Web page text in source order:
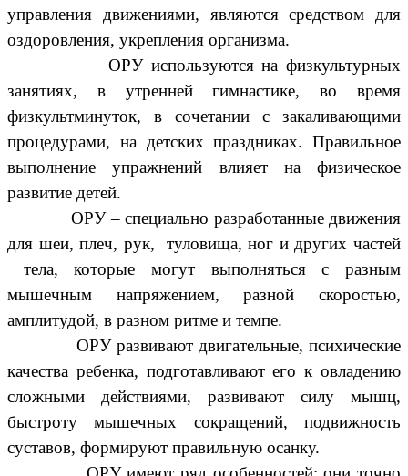
управления движениями, являются средством для
оздоровления, укрепления организма.
ОРУ используются на физкультурных
занятиях, в утренней гимнастике, во время
физкультминуток, в сочетании с закаливающими
процедурами, на детских праздниках. Правильное
выполнение упражнений влияет на физическое
развитие детей.
ОРУ – специально разработанные движения
для шеи, плеч, рук, туловища, ног и других частей
тела, которые могут выполняться с разным
мышечным напряжением, разной скоростью,
амплитудой, в разном ритме и темпе.
ОРУ развивают двигательные, психические
качества ребенка, подготавливают его к овладению
сложными действиями, развивают силу мышц,
быстроту мышечных сокращений, подвижность
суставов, формируют правильную осанку.